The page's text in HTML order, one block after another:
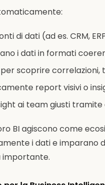
di dati (ad es. CRM,
i dati in formati
scoprire correlazioni,
report visivi o
ai team giusti
BI agiscono come
i dati e imparano
importante.